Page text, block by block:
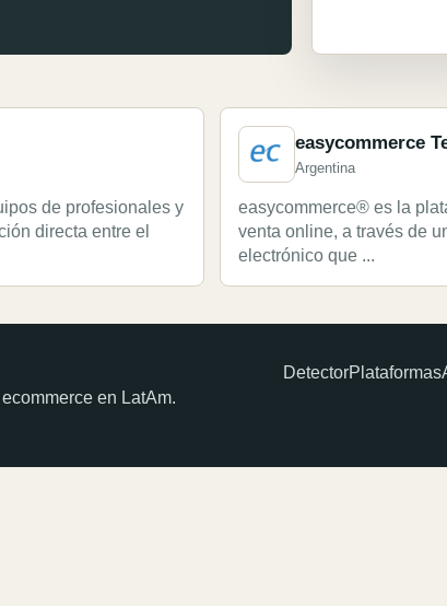
de profesionales y
directa entre el
easycommerce
Argentina
easycommerce® es la
venta online, a través de
electrónico que ...
en LatAm.
DetectorPlataformas